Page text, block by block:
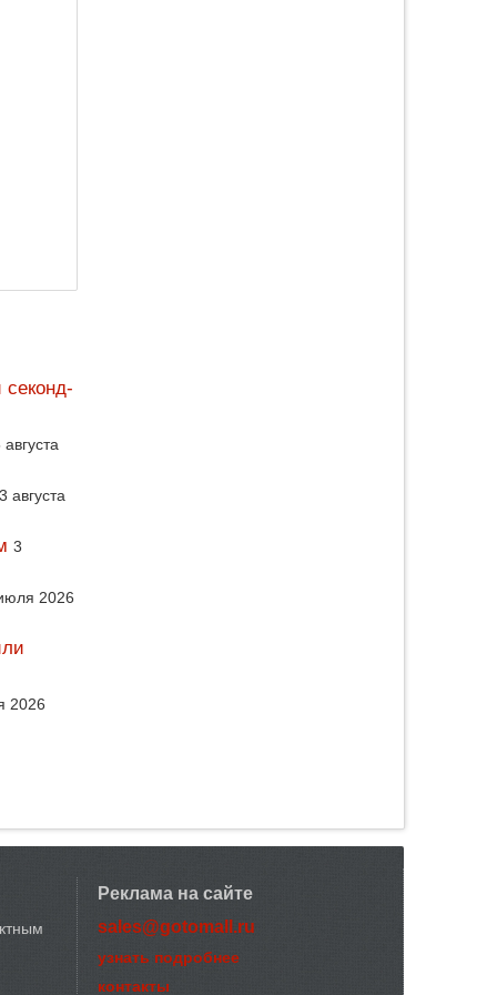
августа
3 августа
3
2026
2026
Реклама на сайте
sales@gotomall.ru
узнать подробнее
контакты